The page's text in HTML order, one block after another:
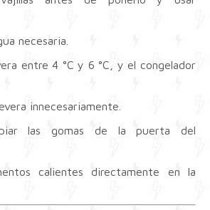
necesaria.
entre 4 °C y 6 °C, y el congelador
innecesariamente.
las gomas de la puerta del
calientes directamente en la